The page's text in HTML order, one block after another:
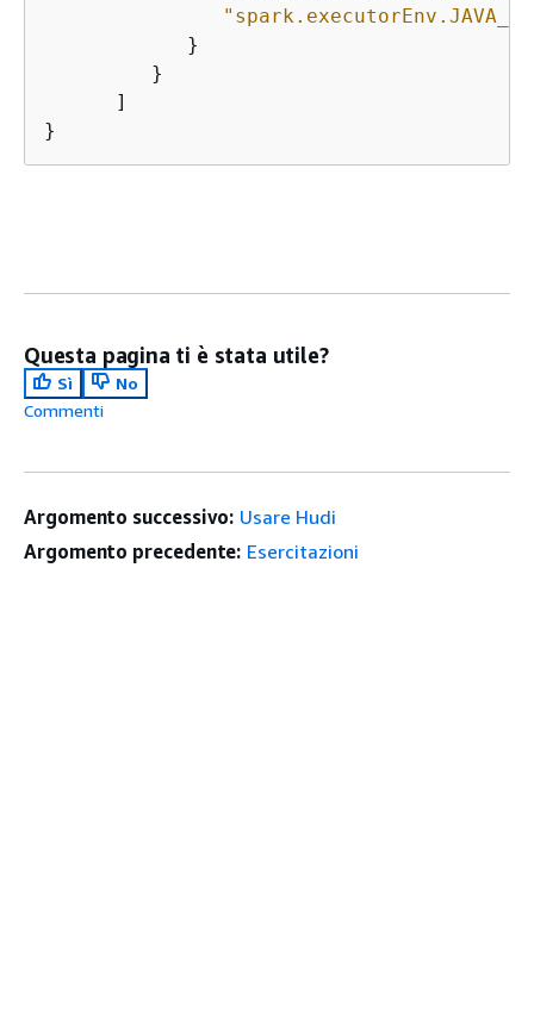
            }
         }
      ]
}
Questa pagina ti è stata utile?
Sì
No
Commenti
Argomento successivo: Usare Hudi
Argomento precedente: Esercitazioni